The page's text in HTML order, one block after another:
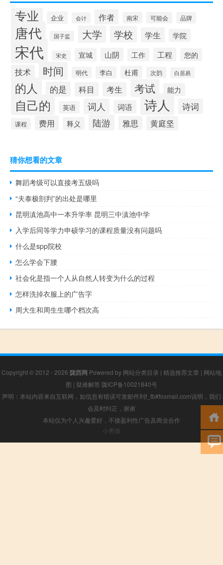
专业 企业 会计 作者 南宋 可能会 品牌
唐代 国子监 大学 学校 学生 学院
宋代 宋史 宣城 山阴 工作 工程 您的
技术 时间 明代 李白 杜甫 次韵 白居易
的人 的是 科目 考生 考试 能力
自己的 英语 词人 词语 诗人 诗词
课程 费用 释义 陆游 雅思 黄庭坚
猜你想看的文章
舞蹈考级可以直接考五级吗
“夫泰极剖判”的出处是哪里
昆明滇池高中一本升学率 昆明三中滇池中学
入学后同等学力申硕学习的课程质量没有问题吗
什么是spp院校
怎么学会下腰
社会化是指一个人从自然人转变为什么的过程
怎样洗掉衣服上的广告字
周大生和周生生哪个档次高
Copyright © 2012 - 2026 陇西网 Powered by 网站分类目录 | 精选推荐文章 | 网站地
图 | 疑难解答 陇ICP备10021840号
声明：本站内容来自互联网，如信息有错误可发邮件到f_fb#foxmail.com说明，我们
会及时纠正，谢谢
本站仅为个人兴趣爱好，不接盈利性广告及商业合作
小男孩